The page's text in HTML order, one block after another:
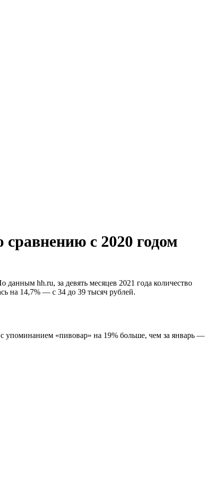
с 2020 годом
hh.ru, за девять месяцев 2021 года количество
на 14,7% — с 34 до 39 тысяч рублей.
упоминанием «пивовар» на 19% больше, чем за январь —